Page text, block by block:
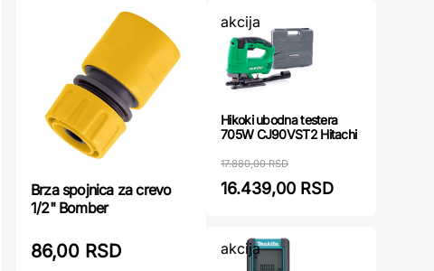
Brza spojnica za crevo
1/2" Bomber
86,00 RSD
akcija
Hikoki ubodna testera
705W CJ90VST2 Hitachi
17.880,00 RSD
16.439,00 RSD
akcija